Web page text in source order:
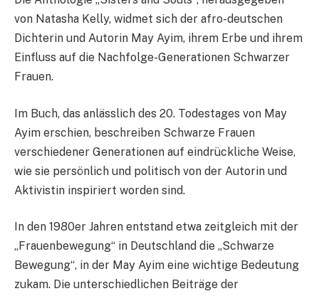
von Natasha Kelly, widmet sich der afro-deutschen
Dichterin und Autorin May Ayim, ihrem Erbe und ihrem
Einfluss auf die Nachfolge-Generationen Schwarzer
Frauen.
Im Buch, das anlässlich des 20. Todestages von May
Ayim erschien, beschreiben Schwarze Frauen
verschiedener Generationen auf eindrückliche Weise,
wie sie persönlich und politisch von der Autorin und
Aktivistin inspiriert worden sind.
In den 1980er Jahren entstand etwa zeitgleich mit der
„Frauenbewegung“ in Deutschland die „Schwarze
Bewegung“, in der May Ayim eine wichtige Bedeutung
zukam. Die unterschiedlichen Beiträge der